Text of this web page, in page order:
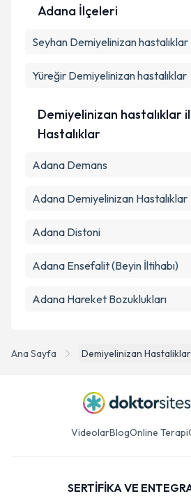
Metni'ni okudum ve kişisel
Ana Sayfa Demiyelinizan Hastaliklar
Adana İlçeleri
Seyhan Demiyelinizan hastalıklar
Yüreğir Demiyelinizan hastalıklar
Demiyelinizan hastalıklar
Hastalıklar
Adana Demans
Adana Demiyelinizan Hastalıklar
Adana Distoni
Adana Ensefalit (Beyin İltihabı)
Adana Hareket Bozuklukları
VideolarBlogOnline Terapi
SERTİFİKA VE